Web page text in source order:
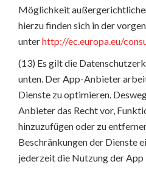
Möglichkeit
hierzu finden sich in der
unterhttp://ec.europa.eu/
(13) Es gilt die
unten. Der App-Anbieter
Dienste zu optimieren.
Anbieter das Recht vor,
hinzuzufügen oder zu
Beschränkungen der Dienste
jederzeit die Nutzung der App